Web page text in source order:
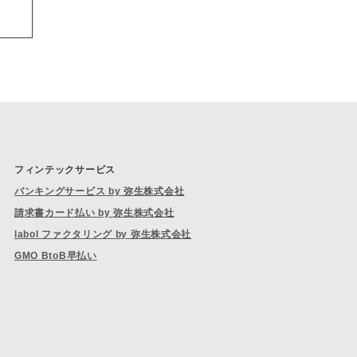
フィンテックサービス
バンキングサービス by 弥生株式会社
請求書カード払い by 弥生株式会社
labol ファクタリング by 弥生株式会社
GMO BtoB早払い